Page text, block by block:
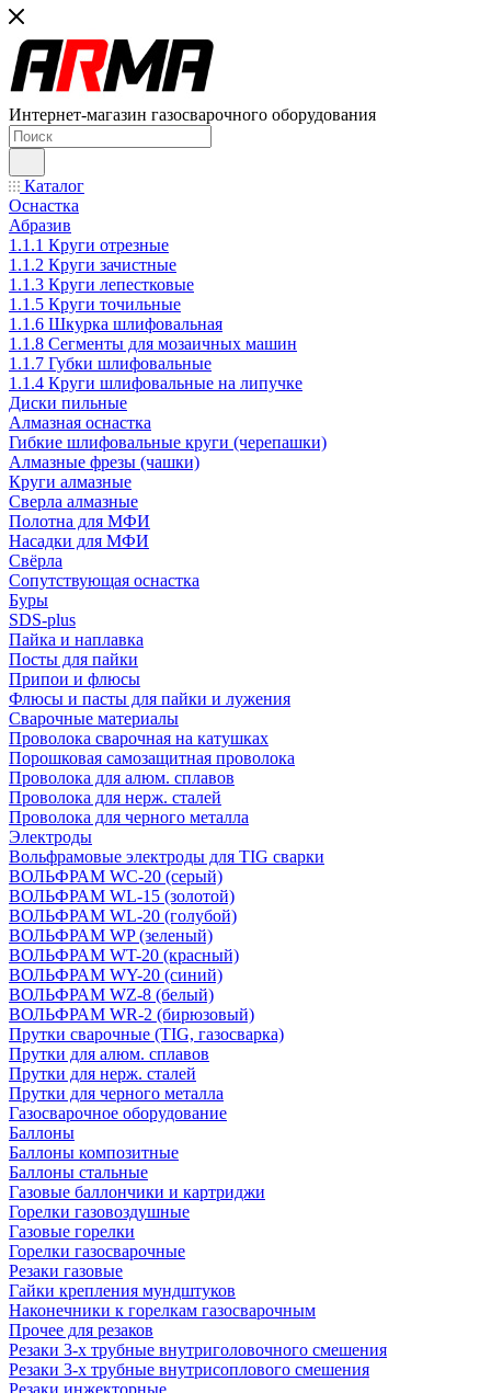
Интернет-магазин газосварочного оборудования
Каталог
Оснастка
Абразив
1.1.1 Круги отрезные
1.1.2 Круги зачистные
1.1.3 Круги лепестковые
1.1.5 Круги точильные
1.1.6 Шкурка шлифовальная
1.1.8 Сегменты для мозаичных машин
1.1.7 Губки шлифовальные
1.1.4 Круги шлифовальные на липучке
Диски пильные
Алмазная оснастка
Гибкие шлифовальные круги (черепашки)
Алмазные фрезы (чашки)
Круги алмазные
Сверла алмазные
Полотна для МФИ
Насадки для МФИ
Свёрла
Сопутствующая оснастка
Буры
SDS-plus
Пайка и наплавка
Посты для пайки
Припои и флюсы
Флюсы и пасты для пайки и лужения
Сварочные материалы
Проволока сварочная на катушках
Порошковая самозащитная проволока
Проволока для алюм. сплавов
Проволока для нерж. сталей
Проволока для черного металла
Электроды
Вольфрамовые электроды для TIG сварки
ВОЛЬФРАМ WC-20 (серый)
ВОЛЬФРАМ WL-15 (золотой)
ВОЛЬФРАМ WL-20 (голубой)
ВОЛЬФРАМ WP (зеленый)
ВОЛЬФРАМ WT-20 (красный)
ВОЛЬФРАМ WY-20 (синий)
ВОЛЬФРАМ WZ-8 (белый)
ВОЛЬФРАМ WR-2 (бирюзовый)
Прутки сварочные (TIG, газосварка)
Прутки для алюм. сплавов
Прутки для нерж. сталей
Прутки для черного металла
Газосварочное оборудование
Баллоны
Баллоны композитные
Баллоны стальные
Газовые баллончики и картриджи
Горелки газовоздушные
Газовые горелки
Горелки газосварочные
Резаки газовые
Гайки крепления мундштуков
Наконечники к горелкам газосварочным
Прочее для резаков
Резаки 3-х трубные внутриголовочного смешения
Резаки 3-х трубные внутрисоплового смешения
Резаки инжекторные